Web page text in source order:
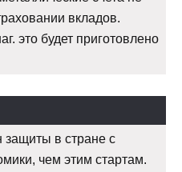
вкладов.
это будет приготовлено
защиты в стране с
чем этим стартам.